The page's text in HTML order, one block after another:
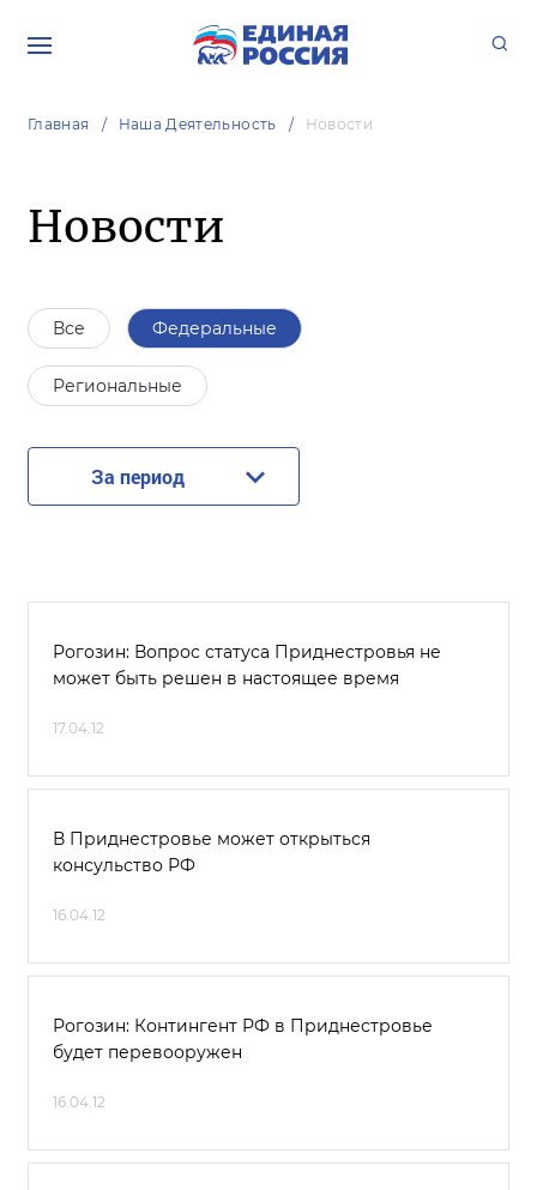
Главная Наша Деятельность Новости
Новости
Все Федеральные
Региональные
За период
Рогозин: Вопрос статуса Приднестровья не
может быть решен в настоящее время
17.04.12
В Приднестровье может открыться
консульство РФ
16.04.12
Рогозин: Контингент РФ в Приднестровье
будет перевооружен
16.04.12